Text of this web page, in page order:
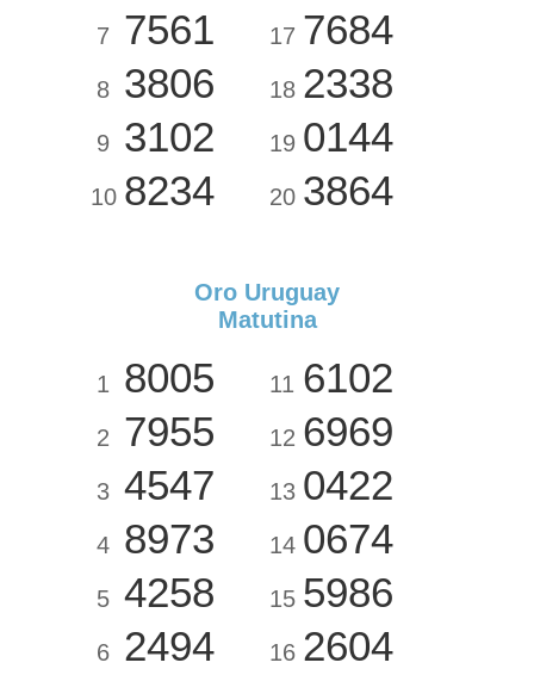
7 7561
8 3806
9 3102
10 8234
17 7684
18 2338
19 0144
20 3864
Oro Uruguay
Matutina
1 8005
2 7955
3 4547
4 8973
5 4258
6 2494
11 6102
12 6969
13 0422
14 0674
15 5986
16 2604